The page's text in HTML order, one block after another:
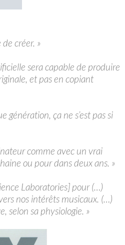
créer. »
sera capable de produire
et pas en copiant
génération, ça ne s’est pas si
comme avec un vrai
ou pour dans deux ans. »
Laboratories] pour (…)
nos intérêts musicaux. (…)
selon sa physiologie. »